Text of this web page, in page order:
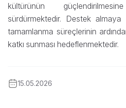
kültürünün
sürdürmektedir. Destek
tamamlanma süreçlerinin
katkı sunması hedeflenmektedir.
15.05.2026